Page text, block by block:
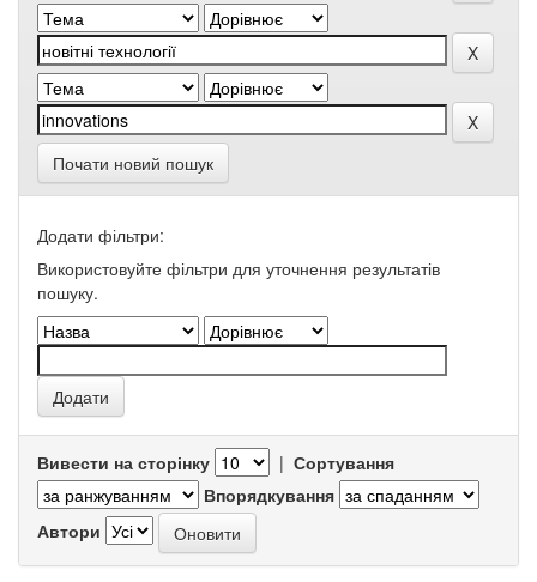
Почати новий пошук
Додати фільтри:
Використовуйте фільтри для уточнення результатів
пошуку.
Вивести на сторінку | Сортування
Впорядкування
Автори